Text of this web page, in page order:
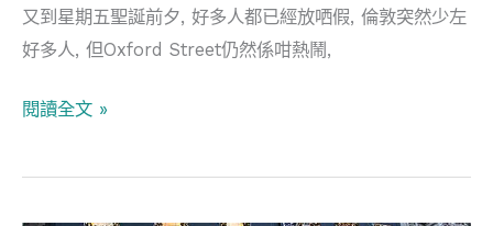
又到星期五聖誕前夕, 好多人都已經放哂假, 倫敦突然少左
好多人, 但Oxford Street仍然係咁熱鬧,
閱讀全文 »